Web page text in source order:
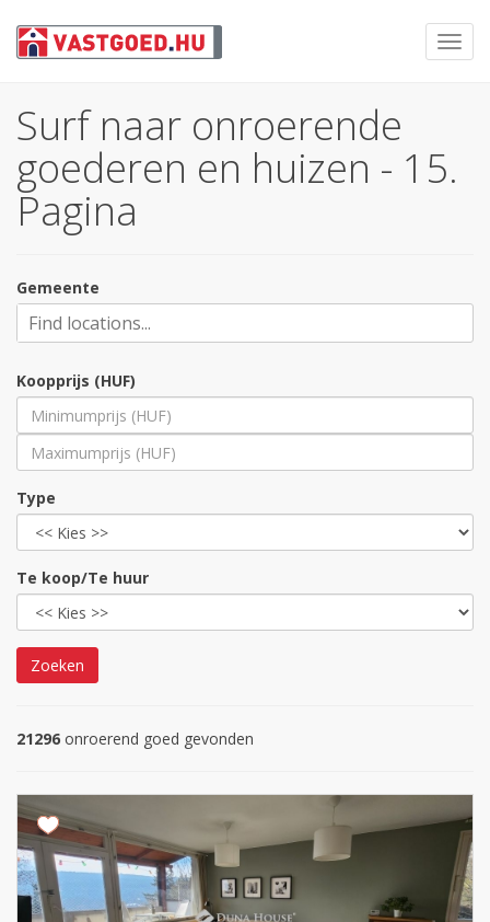
Surf naar onroerende
goederen en huizen - 15.
Pagina
Gemeente
Koopprijs (HUF)
Type
Te koop/Te huur
Zoeken
21296 onroerend goed gevonden